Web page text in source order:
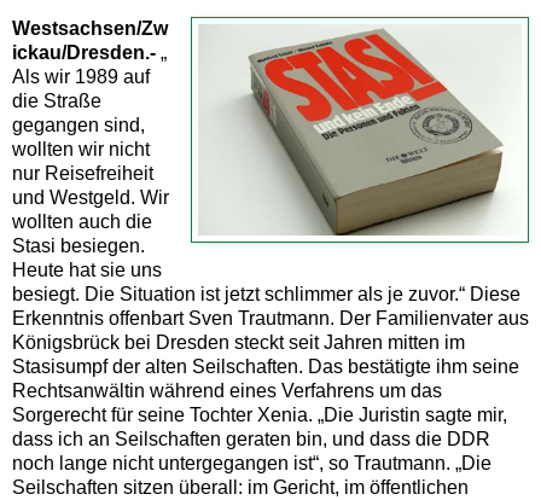
Westsachsen/Zw
ickau/Dresden.- „
Als wir 1989 auf
die Straße
gegangen sind,
wollten wir nicht
nur Reisefreiheit
und Westgeld. Wir
wollten auch die
Stasi besiegen.
Heute hat sie uns
besiegt. Die Situation ist jetzt schlimmer als je zuvor.“ Diese
Erkenntnis offenbart Sven Trautmann. Der Familienvater aus
Königsbrück bei Dresden steckt seit Jahren mitten im
Stasisumpf der alten Seilschaften. Das bestätigte ihm seine
Rechtsanwältin während eines Verfahrens um das
Sorgerecht für seine Tochter Xenia. „Die Juristin sagte mir,
dass ich an Seilschaften geraten bin, und dass die DDR
noch lange nicht untergegangen ist“, so Trautmann. „Die
Seilschaften sitzen überall: im Gericht, im öffentlichen